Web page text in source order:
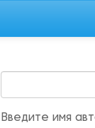
Введите имя